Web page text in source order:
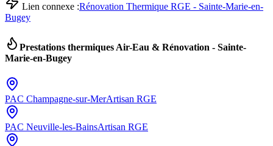
Lien connexe :Rénovation Thermique RGE - Sainte-Marie-en-
Bugey
Prestations thermiques Air-Eau & Rénovation - Sainte-
Marie-en-Bugey
PAC Champagne-sur-MerArtisan RGE
PAC Neuville-les-BainsArtisan RGE